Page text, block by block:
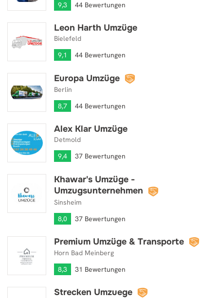
9,3
44 Bewertungen
Leon Harth Umzüge
Bielefeld
9,1
44 Bewertungen
Leon Harth Umzüge
Europa Umzüge
Berlin
8,7
44 Bewertungen
Europa Umzüge
Alex Klar Umzüge
Detmold
9,4
37 Bewertungen
Alex Klar Umzüge
Khawar's Umzüge -
Umzugsunternehmen
Sinsheim
8,0
37 Bewertungen
Khawar's Umzüge - Umzugsunternehmen
Premium Umzüge & Transporte
Horn Bad Meinberg
8,3
31 Bewertungen
Premium Umzüge & Transporte
Strecken Umzuege
Strecken Umzuege